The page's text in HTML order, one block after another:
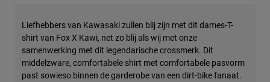
All Accessories
Bags & Backpacks
Hats & Caps
Liefhebbers van Kawasaki zullen blij zijn met dit dames-T-
shirt van Fox X Kawi, net zo blij als wij met onze
samenwerking met dit legendarische crossmerk. Dit
middelzware, comfortabele shirt met comfortabele pasvorm
past sowieso binnen de garderobe van een dirt-bike fanaat.